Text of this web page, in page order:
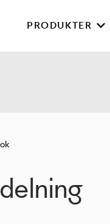
PRODUKTER